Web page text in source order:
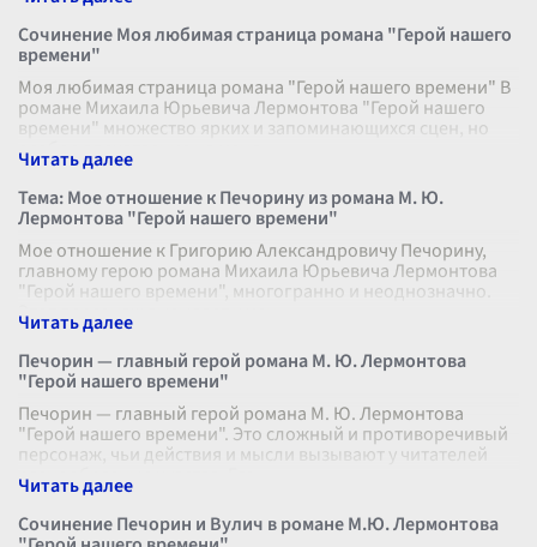
Сочинение Моя любимая страница романа "Герой нашего
времени"
Моя любимая страница романа "Герой нашего времени" В
романе Михаила Юрьевича Лермонтова "Герой нашего
времени" множество ярких и запоминающихся сцен, но
особое впечатление на меня
Тема: Мое отношение к Печорину из романа М. Ю.
Лермонтова "Герой нашего времени"
Мое отношение к Григорию Александровичу Печорину,
главному герою романа Михаила Юрьевича Лермонтова
"Герой нашего времени", многогранно и неоднозначно.
Этот персонаж вызывает у мен
Печорин — главный герой романа М. Ю. Лермонтова
"Герой нашего времени"
Печорин — главный герой романа М. Ю. Лермонтова
"Герой нашего времени". Это сложный и противоречивый
персонаж, чьи действия и мысли вызывают у читателей
разнообразные чувства. Его
Сочинение Печорин и Вулич в романе М.Ю. Лермонтова